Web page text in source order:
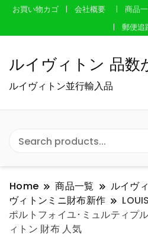
お買い物カゴ 会社概要 商品
郵便追
ルイヴィトン 品数
ルイヴィトン並行輸入品
Home 商品一覧 ルイヴ
ヴィトンミニ財布新作
ポルトフォイユ･ミュルティプ
ィトン 財布 人気